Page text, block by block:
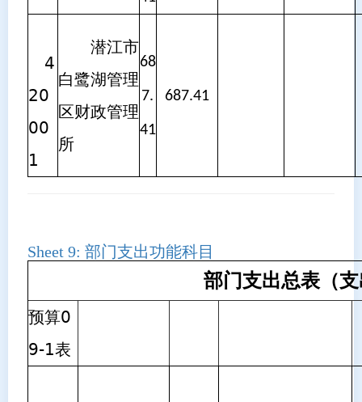
4
20
00
1
潜江市
白鹭湖管理
区财政管理
所
68
7.
41
687.41
Sheet 9: 部门支出功能科目
部门支出总表（
预算0
9-1表